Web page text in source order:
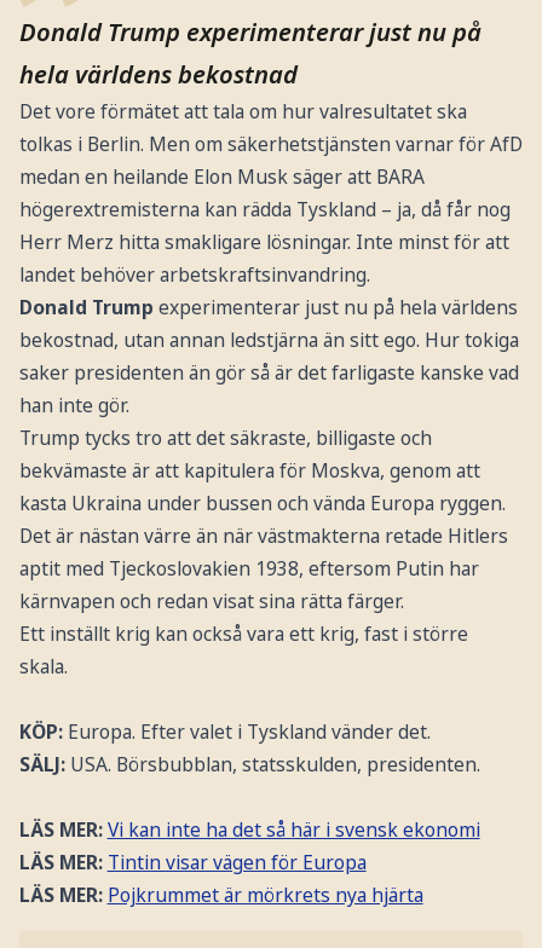
Donald Trump experimenterar just nu på
hela världens bekostnad
Det vore förmätet att tala om hur valresultatet ska
tolkas i Berlin. Men om säkerhetstjänsten varnar för AfD
medan en heilande Elon Musk säger att BARA
högerextremisterna kan rädda Tyskland – ja, då får nog
Herr Merz hitta smakligare lösningar. Inte minst för att
landet behöver arbetskraftsinvandring.
Donald Trump experimenterar just nu på hela världens
bekostnad, utan annan ledstjärna än sitt ego. Hur tokiga
saker presidenten än gör så är det farligaste kanske vad
han inte gör.
Trump tycks tro att det säkraste, billigaste och
bekvämaste är att kapitulera för Moskva, genom att
kasta Ukraina under bussen och vända Europa ryggen.
Det är nästan värre än när västmakterna retade Hitlers
aptit med Tjeckoslovakien 1938, eftersom Putin har
kärnvapen och redan visat sina rätta färger.
Ett inställt krig kan också vara ett krig, fast i större
skala.
KÖP: Europa. Efter valet i Tyskland vänder det.
SÄLJ: USA. Börsbubblan, statsskulden, presidenten.
LÄS MER: Vi kan inte ha det så här i svensk ekonomi
LÄS MER: Tintin visar vägen för Europa
LÄS MER: Pojkrummet är mörkrets nya hjärta